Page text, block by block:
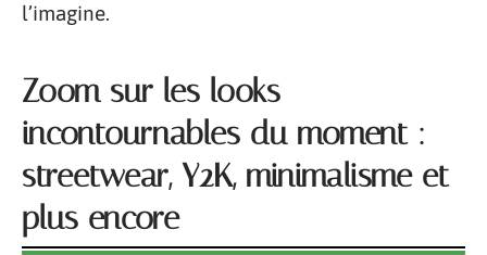
l’imagine.
Zoom sur les looks
incontournables du moment :
streetwear, Y2K, minimalisme et
plus encore